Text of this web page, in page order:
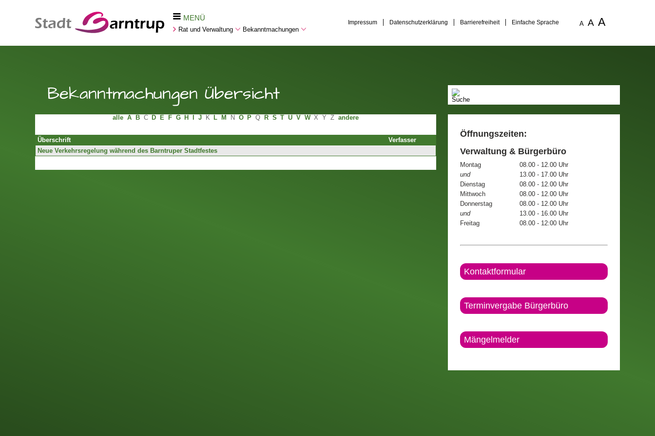
MENÜ
Rat und Verwaltung Bekanntmachungen
Impressum Datenschutzerklärung Barrierefreiheit Einfache Sprache A A A
Bekanntmachungen Übersicht
alle A B C D E F G H J K L M N O P Q R S T U V W X Y Z andere
Überschrift
Verfasser
Neue Verkehrsregelung während des Barntruper Stadtfestes
Öffnungszeiten:
Verwaltung & Bürgerbüro
Montag
08.00 - 12.00 Uhr
und
13.00 - 17.00 Uhr
Dienstag
08.00 - 12.00 Uhr
Mittwoch
08.00 - 12.00 Uhr
Donnerstag
08.00 - 12.00 Uhr
und
13.00 - 16.00 Uhr
Freitag
08.00 - 12:00 Uhr
Kontaktformular
Terminvergabe Bürgerbüro
Mängelmelder